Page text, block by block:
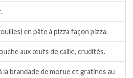
en pâte à pizza façon pizza.
aux œufs de caille, crudités.
brandade de morue et gratinés au